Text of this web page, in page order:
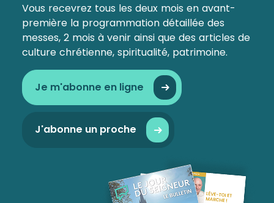
Vous recevrez tous les deux mois en avant-
première la programmation détaillée des
messes, 2 mois à venir ainsi que des articles de
culture chrétienne, spiritualité, patrimoine.
Je m'abonne en ligne
J'abonne un proche